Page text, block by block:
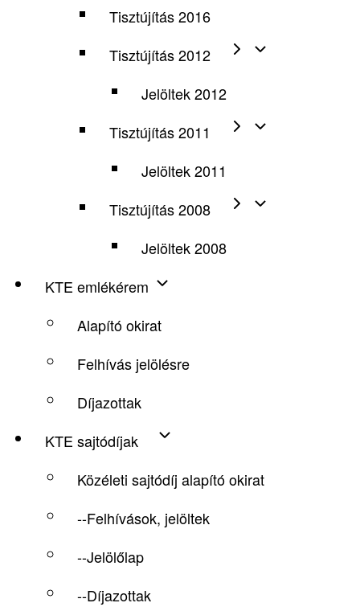
Tisztújítás 2016
Tisztújítás 2012
Jelöltek 2012
Tisztújítás 2011
Jelöltek 2011
Tisztújítás 2008
Jelöltek 2008
KTE emlékérem
Alapító okirat
Felhívás jelölésre
Díjazottak
KTE sajtódíjak
Közéleti sajtódíj alapító okirat
--Felhívások, jelöltek
--Jelölőlap
--Díjazottak